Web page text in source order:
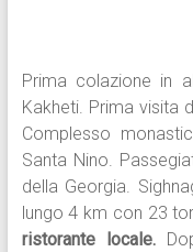
Prima colazione in
Kakheti. Prima visita
Complesso
Santa Nino.
della Georgia.
lungo 4 km con 23
ristorante locale.